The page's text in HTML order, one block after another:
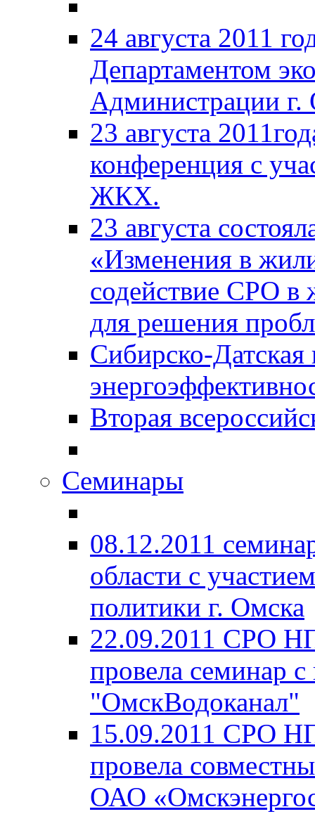
24 августа 2011
Департаментом
Администрации г.
23 августа
конференция с
ЖКХ.
23 августа
«Изменения в
содействие СРО
для решения
Сибирско-
Вторая
Семинары
08.12.2011
области с
политики г. Омска
22.09.2011 СРО
провела семинар
"ОмскВодоканал"
15.09.2011 СРО
провела
ОАО